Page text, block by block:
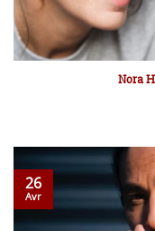
Nora
26
Avr